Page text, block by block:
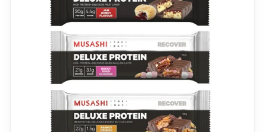
“ชอบที่โปรตีนเยอะมาก รสชาติไม่หวาน น้ำตาล 0
g รู้สึกเหมือนกินบราวนี่เข้มๆ”